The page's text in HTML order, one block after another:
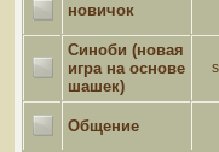
новичок
Синоби (новая
игра на основе
шашек)
Общение